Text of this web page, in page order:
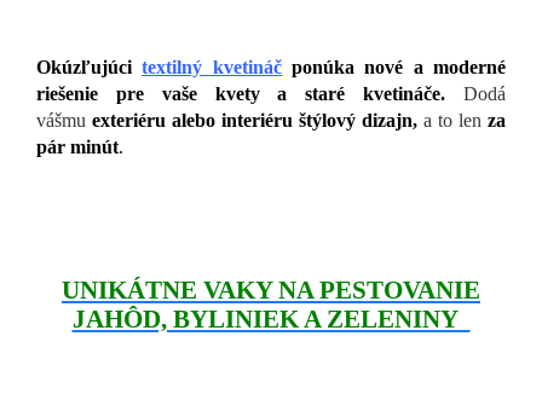
Okúzľujúci textilný kvetináč ponúka nové a moderné
riešenie pre vaše kvety a staré kvetináče. Dodá
vášmu exteriéru alebo interiéru štýlový dizajn, a to len za
pár minút.
UNIKÁTNE VAKY NA PESTOVANIE
JAHÔD, BYLINIEK A ZELENINY